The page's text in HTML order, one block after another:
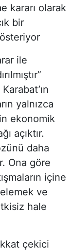
kararı olarak
bir
ile
yalnızca
ekonomik
açıktır.
daha
Ona göre
içine
ve
hale
çekici